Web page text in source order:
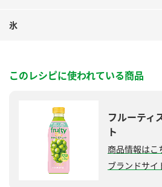
業務用サイト
氷
このレシピに使われている商品
フルーティ
ト
商品情報はこ
ブランドサイ